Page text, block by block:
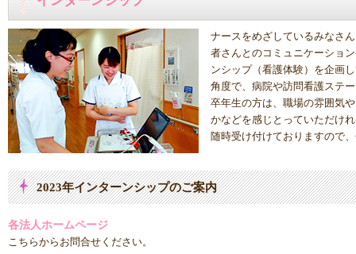
ナースをめざしているみなさ
者さんとのコミュニケーショ
ンシップ（看護体験）を企画
角度で、病院や訪問看護ステ
卒年生の方は、職場の雰囲気
かなどを感じとっていただけ
随時受け付けておりますので
2023年インターンシップのご案内
各法人ホームページ
こちらからお問合せください。